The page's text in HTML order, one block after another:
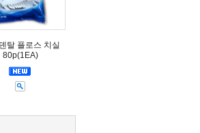
탈 플로스 치실
80p(1EA)